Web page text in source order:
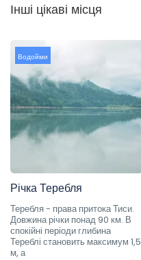
Інші цікаві місця
Водойми
Річка Теребля
Теребля - права притока Тиси.
Довжина річки понад 90 км. В
спокійні періоди глибина
Тереблі становить максимум 1,5
м, а